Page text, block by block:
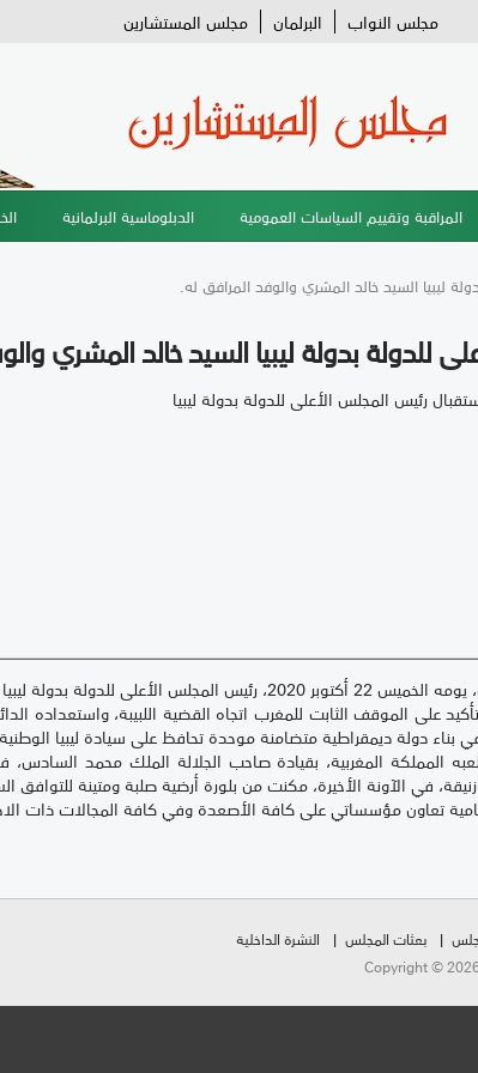
مجلس النواب البرلمان مجلس المستشارين
المراقبة وتقييم السياسات العمومية الدبلوماسية البرلمانية
ليبيا السيد خالد المشري والوفد المرافق له.
للدولة بدولة ليبيا السيد خالد المشري
رئيس المجلس الأعلى للدولة بدولة ليبيا
المشري والوفد المرافق له.
الموقف الثابت للمغرب اتجاه القضية اللبيبة، واستعداده
بناء دولة ديمقراطية متضامنة موحدة تحافظ على سيادة ليبيا الوطنية
المملكة المغربية، بقيادة صاحب الجلالة الملك محمد
في الآونة الأخيرة، مكنت من بلورة أرضية صلبة ومتينة للتوافق
تعاون مؤسساتي على كافة الأصعدة وفي كافة المجالات ذات
بعثات المجلس
النشرة الداخلية